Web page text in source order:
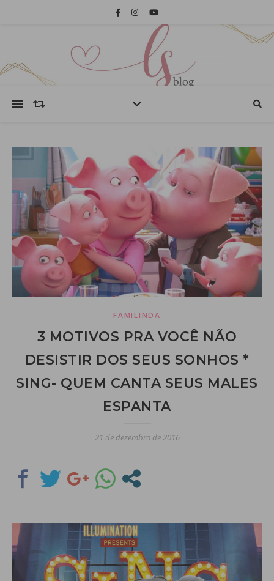
FAMILINDA
3 MOTIVOS PRA VOCÊ NÃO
DESISTIR DOS SEUS SONHOS *
SING- QUEM CANTA SEUS MALES
ESPANTA
21 de dezembro de 2016